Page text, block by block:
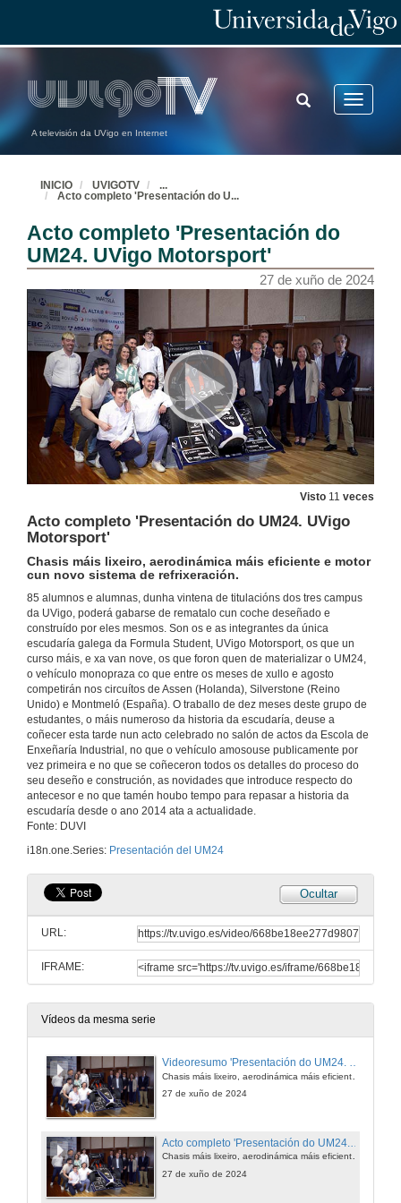
A televisión da UVigo en Internet
Toggle
TOGGLE
SEARCH
INICIO UVIGOTV
...
Acto completo 'Presentación do U...
Acto completo 'Presentación do
UM24. UVigo Motorsport'
27 de xuño de 2024
Visto 11 veces
Acto completo 'Presentación do UM24. UVigo
Motorsport'
Chasis máis lixeiro, aerodinámica máis eficiente e motor
cun novo sistema de refrixeración.
85 alumnos e alumnas, dunha vintena de titulacións dos tres campus
da UVigo, poderá gabarse de rematalo cun coche deseñado e
construído por eles mesmos. Son os e as integrantes da única
escudaría galega da Formula Student, UVigo Motorsport, os que un
curso máis, e xa van nove, os que foron quen de materializar o UM24,
o vehículo monopraza co que entre os meses de xullo e agosto
competirán nos circuítos de Assen (Holanda), Silverstone (Reino
Unido) e Montmeló (España). O traballo de dez meses deste grupo de
estudantes, o máis numeroso da historia da escudaría, deuse a
coñecer esta tarde nun acto celebrado no salón de actos da Escola de
Enxeñaría Industrial, no que o vehículo amosouse publicamente por
vez primeira e no que se coñeceron todos os detalles do proceso do
seu deseño e construción, as novidades que introduce respecto do
antecesor e no que tamén houbo tempo para repasar a historia da
escudaría desde o ano 2014 ata a actualidade.
Fonte: DUVI
i18n.one.Series: Presentación del UM24
Ocultar
URL:
IFRAME:
Vídeos da mesma serie
Videoresumo 'Presentación do UM24. UVigo Motorsport'
27 de xuño de 2024
Chasis máis lixeiro, aerodinámica máis eficiente e motor cun novo sistema de refrixeración.
27 de xuño de 2024